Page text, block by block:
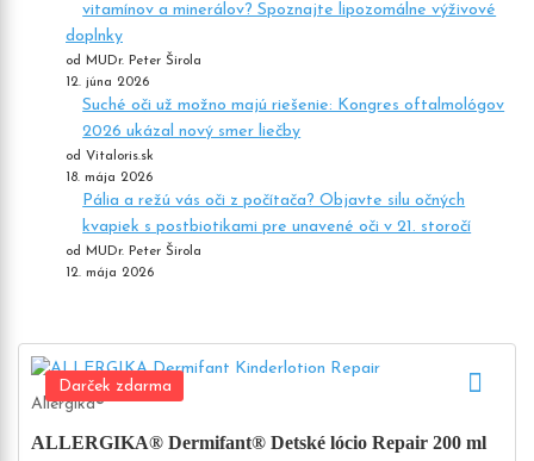
vitamínov a minerálov? Spoznajte lipozomálne výživové
doplnky
od MUDr. Peter Širola
12. júna 2026
Suché oči už možno majú riešenie: Kongres oftalmológov
2026 ukázal nový smer liečby
od Vitaloris.sk
18. mája 2026
Pália a režú vás oči z počítača? Objavte silu očných
kvapiek s postbiotikami pre unavené oči v 21. storočí
od MUDr. Peter Širola
12. mája 2026
Darček zdarma
Allergika®
ALLERGIKA® Dermifant® Detské lócio Repair 200 ml